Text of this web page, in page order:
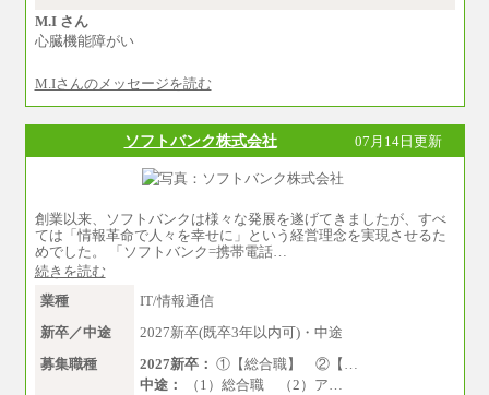
M.I さん
心臓機能障がい
M.Iさんのメッセージを読む
ソフトバンク株式会社 07月14日更新
創業以来、ソフトバンクは様々な発展を遂げてきましたが、すべ
ては「情報革命で人々を幸せに」という経営理念を実現させるた
めでした。 「ソフトバンク=携帯電話…
続きを読む
業種
IT/情報通信
新卒／中途
2027新卒(既卒3年以内可)・中途
募集職種
2027新卒： ①【総合職】 ②【…
中途：
（1）総合職 （2）ア…